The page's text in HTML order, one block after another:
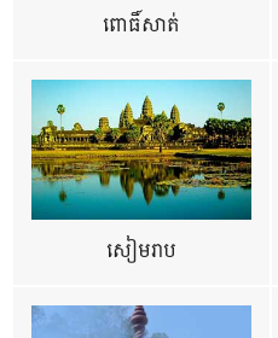
ពោធិ៍សាត់
សៀមរាប